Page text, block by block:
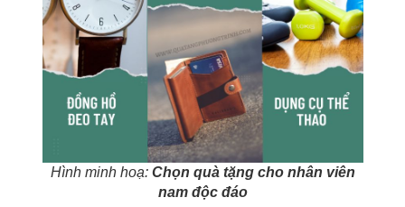
Hình minh hoạ:Chọn quà tặng cho nhân viên
nam độc đáo